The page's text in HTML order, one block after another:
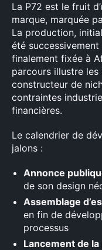
La P72 est le fruit
marque, marquée
La production,
été
finalement fixée à
parcours illustre
constructeur de
contraintes
financières.
Le calendrier de
jalons :
Annonce
de son design
Assemblage
en fin de
processus
Lancement de